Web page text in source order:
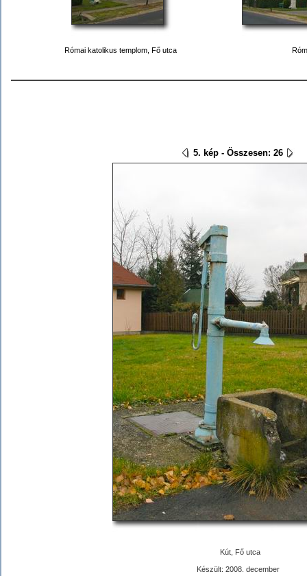
Római katolikus templom, Fő utca
5. kép - Összesen: 26
Kút, Fő utca
Készült: 2008. december